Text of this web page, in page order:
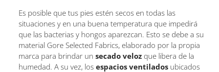
Es posible que tus pies estén secos en todas las
situaciones y en una buena temperatura que impedirá
que las bacterias y hongos aparezcan. Esto se debe a su
material Gore Selected Fabrics, elaborado por la propia
marca para brindar un secado velozque libera de la
humedad. A su vez, los espacios ventiladosubicados